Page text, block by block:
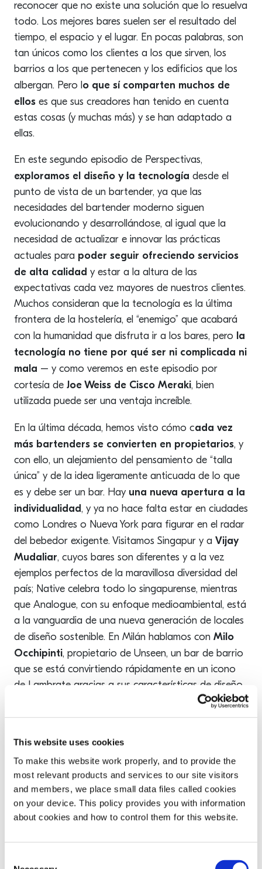
This website uses cookies
To make this website work properly, and to provide the
most relevant products and services to our site visitors
and members, we place small data files called cookies
on your device. This policy provides you with information
about cookies and how to control them for this website.
reconocer que no existe una solución que lo resuelva
todo. Los mejores bares suelen ser el resultado del
tiempo, el espacio y el lugar. En pocas palabras, son
tan únicos como los clientes a los que sirven, los
barrios a los que pertenecen y los edificios que los
albergan. Pero lo que sí comparten muchos de
ellos es que sus creadores han tenido en cuenta
estas cosas (y muchas más) y se han adaptado a
ellas.
En este segundo episodio de Perspectivas,
exploramos el diseño y la tecnología desde el
punto de vista de un bartender, ya que las
necesidades del bartender moderno siguen
evolucionando y desarrollándose, al igual que la
necesidad de actualizar e innovar las prácticas
actuales para poder seguir ofreciendo servicios
de alta calidad y estar a la altura de las
expectativas cada vez mayores de nuestros clientes.
Muchos consideran que la tecnología es la última
frontera de la hostelería, el “enemigo” que acabará
con la humanidad que disfruta ir a los bares, pero la
tecnología no tiene por qué ser ni complicada ni
mala – y como veremos en este episodio por
cortesía de Joe Weiss de Cisco Meraki, bien
utilizada puede ser una ventaja increíble.
En la última década, hemos visto cómo cada vez
más bartenders se convierten en propietarios, y
con ello, un alejamiento del pensamiento de “talla
única” y de la idea ligeramente anticuada de lo que
es y debe ser un bar. Hay una nueva apertura a la
individualidad, y ya no hace falta estar en ciudades
como Londres o Nueva York para figurar en el radar
del bebedor exigente. Visitamos Singapur y a Vijay
Mudaliar, cuyos bares son diferentes y a la vez
ejemplos perfectos de la maravillosa diversidad del
país; Native celebra todo lo singapurense, mientras
que Analogue, con su enfoque medioambiental, está
a la vanguardia de una nueva generación de locales
de diseño sostenible. En Milán hablamos con Milo
Occhipinti, propietario de Unseen, un bar de barrio
que se está convirtiendo rápidamente en un icono
de Lambrate gracias a sus características de diseño
únicas y a su éxito en las redes sociales. Su diseño y
su popularidad en las redes sociales lo están
donde se respira la hospitalidad italiana y se redefine
por completo el concepto de bar italiano.
También hablamos con el estudio de diseño Behind
Bars, con sede en Oslo, cuyo trabajo se puede
encontrar en bares como Himkok (Oslo), SOMA